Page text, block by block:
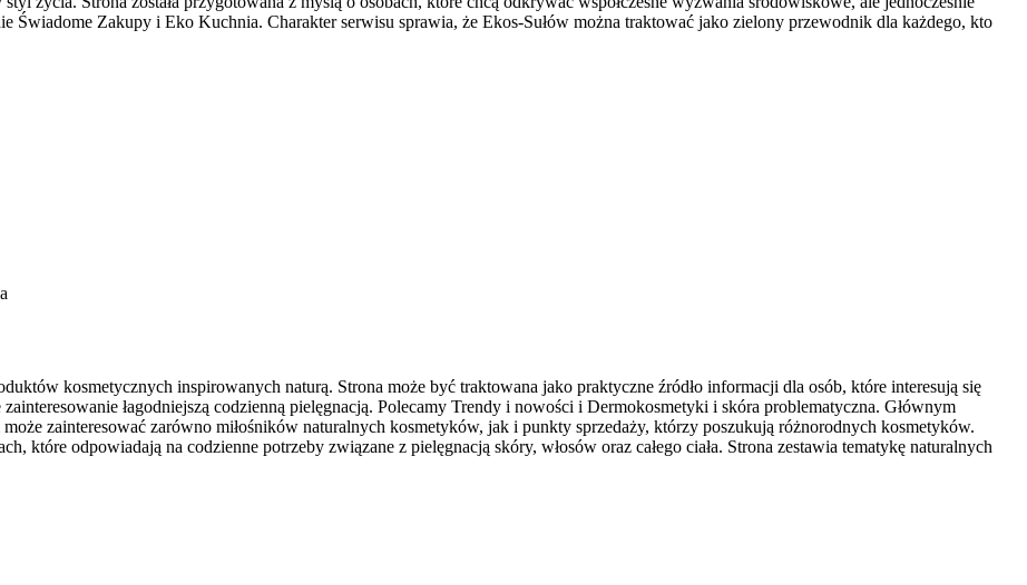
Świadome Zakupy i Eko Kuchnia. Charakter serwisu sprawia, że Ekos-Sułów można traktować jako zielony przewodnik dla każdego, kto
kosmetycznych inspirowanych naturą. Strona może być traktowana jako praktyczne źródło informacji dla osób, które interesują się
łagodniejszą codzienną pielęgnacją. Polecamy Trendy i nowości i Dermokosmetyki i skóra problematyczna. Głównym
zainteresować zarówno miłośników naturalnych kosmetyków, jak i punkty sprzedaży, którzy poszukują różnorodnych kosmetyków.
które odpowiadają na codzienne potrzeby związane z pielęgnacją skóry, włosów oraz całego ciała. Strona zestawia tematykę naturalnych